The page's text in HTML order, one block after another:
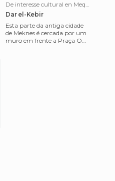
De interesse cultural en Mequínez
Dar el-Kebir
Esta parte da antiga cidade
de Meknes é cercada por um
muro em frente a Praça O